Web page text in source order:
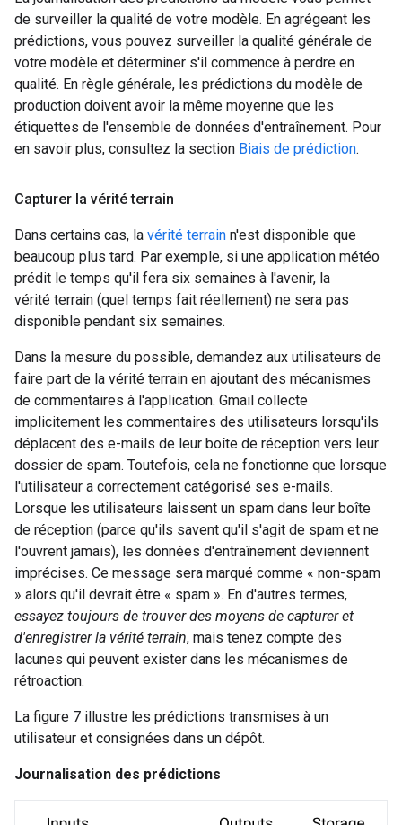
de surveiller la qualité de votre modèle. En agrégeant les
prédictions, vous pouvez surveiller la qualité générale de
votre modèle et déterminer s'il commence à perdre en
qualité. En règle générale, les prédictions du modèle de
production doivent avoir la même moyenne que les
étiquettes de l'ensemble de données d'entraînement. Pour
en savoir plus, consultez la section Biais de prédiction.
Capturer la vérité terrain
Dans certains cas, la vérité terrain n'est disponible que
beaucoup plus tard. Par exemple, si une application météo
prédit le temps qu'il fera six semaines à l'avenir, la
vérité terrain (quel temps fait réellement) ne sera pas
disponible pendant six semaines.
Dans la mesure du possible, demandez aux utilisateurs de
faire part de la vérité terrain en ajoutant des mécanismes
de commentaires à l'application. Gmail collecte
implicitement les commentaires des utilisateurs lorsqu'ils
déplacent des e-mails de leur boîte de réception vers leur
dossier de spam. Toutefois, cela ne fonctionne que lorsque
l'utilisateur a correctement catégorisé ses e-mails.
Lorsque les utilisateurs laissent un spam dans leur boîte
de réception (parce qu'ils savent qu'il s'agit de spam et ne
l'ouvrent jamais), les données d'entraînement deviennent
imprécises. Ce message sera marqué comme « non-spam
» alors qu'il devrait être « spam ». En d'autres termes,
essayez toujours de trouver des moyens de capturer et
d'enregistrer la vérité terrain, mais tenez compte des
lacunes qui peuvent exister dans les mécanismes de
rétroaction.
La figure 7 illustre les prédictions transmises à un
utilisateur et consignées dans un dépôt.
Journalisation des prédictions